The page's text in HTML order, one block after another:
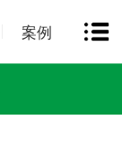
案例